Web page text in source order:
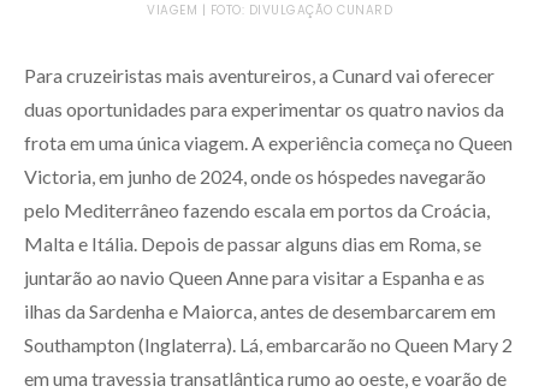
VIAGEM | FOTO: DIVULGAÇÃO CUNARD
Para cruzeiristas mais aventureiros, a Cunard vai oferecer
duas oportunidades para experimentar os quatro navios da
frota em uma única viagem. A experiência começa no Queen
Victoria, em junho de 2024, onde os hóspedes navegarão
pelo Mediterrâneo fazendo escala em portos da Croácia,
Malta e Itália. Depois de passar alguns dias em Roma, se
juntarão ao navio Queen Anne para visitar a Espanha e as
ilhas da Sardenha e Maiorca, antes de desembarcarem em
Southampton (Inglaterra). Lá, embarcarão no Queen Mary 2
em uma travessia transatlântica rumo ao oeste, e voarão de